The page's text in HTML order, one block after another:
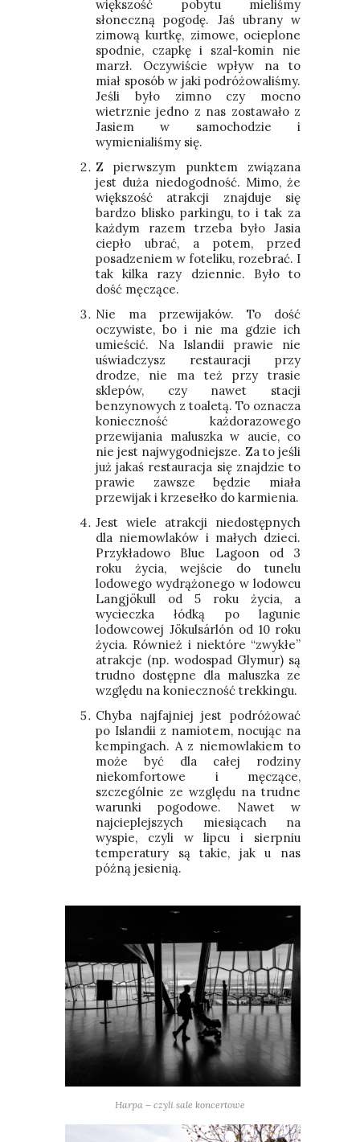
większość pobytu mieliśmy
słoneczną pogodę. Jaś ubrany w
zimową kurtkę, zimowe, ocieplone
spodnie, czapkę i szal-komin nie
marzł. Oczywiście wpływ na to
miał sposób w jaki podróżowaliśmy.
Jeśli było zimno czy mocno
wietrznie jedno z nas zostawało z
Jasiem w samochodzie i
wymienialiśmy się.
Z pierwszym punktem związana
jest duża niedogodność. Mimo, że
większość atrakcji znajduje się
bardzo blisko parkingu, to i tak za
każdym razem trzeba było Jasia
ciepło ubrać, a potem, przed
posadzeniem w foteliku, rozebrać. I
tak kilka razy dziennie. Było to
dość męczące.
Nie ma przewijaków. To dość
oczywiste, bo i nie ma gdzie ich
umieścić. Na Islandii prawie nie
uświadczysz restauracji przy
drodze, nie ma też przy trasie
sklepów, czy nawet stacji
benzynowych z toaletą. To oznacza
konieczność każdorazowego
przewijania maluszka w aucie, co
nie jest najwygodniejsze. Za to jeśli
już jakaś restauracja się znajdzie to
prawie zawsze będzie miała
przewijak i krzesełko do karmienia.
Jest wiele atrakcji niedostępnych
dla niemowlaków i małych dzieci.
Przykładowo Blue Lagoon od 3
roku życia, wejście do tunelu
lodowego wydrążonego w lodowcu
Langjökull od 5 roku życia, a
wycieczka łódką po lagunie
lodowcowej Jökulsárlón od 10 roku
życia. Również i niektóre “zwykłe”
atrakcje (np. wodospad Glymur) są
trudno dostępne dla maluszka ze
względu na konieczność trekkingu.
Chyba najfajniej jest podróżować
po Islandii z namiotem, nocując na
kempingach. A z niemowlakiem to
może być dla całej rodziny
niekomfortowe i męczące,
szczególnie ze względu na trudne
warunki pogodowe. Nawet w
najcieplejszych miesiącach na
wyspie, czyli w lipcu i sierpniu
temperatury są takie, jak u nas
późną jesienią.
Harpa – czyli sale koncertowe